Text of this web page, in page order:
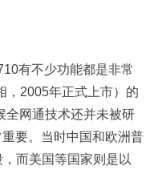
有不少功能都是非常
，2005年正式上市）的
全网通技术还并未被研
要。当时中国和欧洲普
而美国等国家则是以